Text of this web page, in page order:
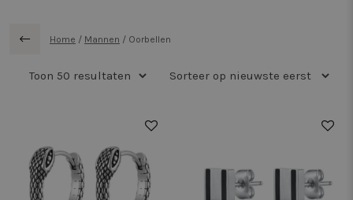
Home / Mannen / Oorbellen